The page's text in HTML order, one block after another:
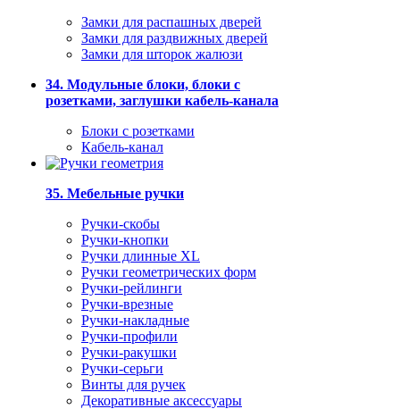
Замки для распашных дверей
Замки для раздвижных дверей
Замки для шторок жалюзи
34. Модульные блоки, блоки с
розетками, заглушки кабель-канала
Блоки с розетками
Кабель-канал
35. Мебельные ручки
Ручки-скобы
Ручки-кнопки
Ручки длинные XL
Ручки геометрических форм
Ручки-рейлинги
Ручки-врезные
Ручки-накладные
Ручки-профили
Ручки-ракушки
Ручки-серьги
Винты для ручек
Декоративные аксессуары